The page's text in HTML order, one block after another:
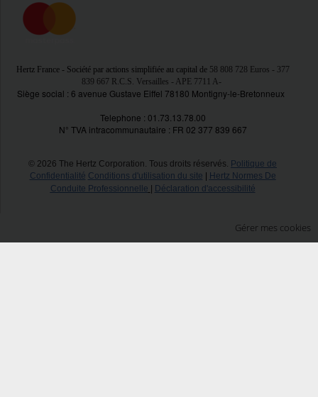
Hertz France - Société par actions simplifiée au capital de 58 808 728 Euros - 377
839 667 R.C.S. Versailles - APE 7711 A-
Siège social : 6 avenue Gustave Eiffel 78180 Montigny-le-Bretonneux
Telephone : 01.73.13.78.00
N° TVA intracommunautaire : FR 02 377 839 667
© 2026 The Hertz Corporation. Tous droits réservés. Politique de
Confidentialité Conditions d'utilisation du site
Hertz Normes De
Conduite Professionnelle
Déclaration d'accessibilité
Gérer mes cookies